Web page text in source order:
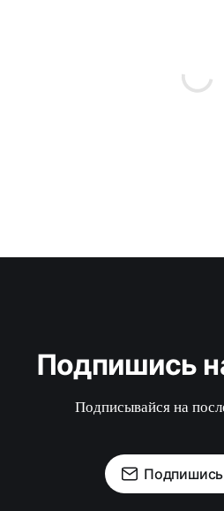
Подпишись
Подписывайся на
Подпишись